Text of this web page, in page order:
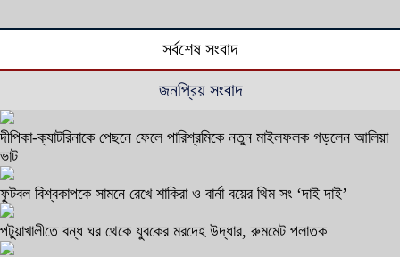
সর্বশেষ সংবাদ
জনপ্রিয় সংবাদ
দীপিকা-ক্যাটরিনাকে পেছনে ফেলে পারিশ্রমিকে নতুন মাইলফলক গড়লেন আলিয়া
ভাট
ফুটবল বিশ্বকাপকে সামনে রেখে শাকিরা ও বার্না বয়ের থিম সং ‘দাই দাই’
পটুয়াখালীতে বন্ধ ঘর থেকে যুবকের মরদেহ উদ্ধার, রুমমেট পলাতক